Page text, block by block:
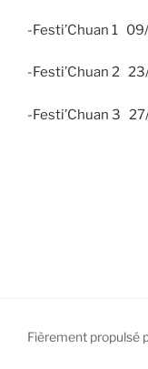
-Festi’Chuan 1
-Festi’Chuan 2
-Festi’Chuan 3
Fièrement propulsé